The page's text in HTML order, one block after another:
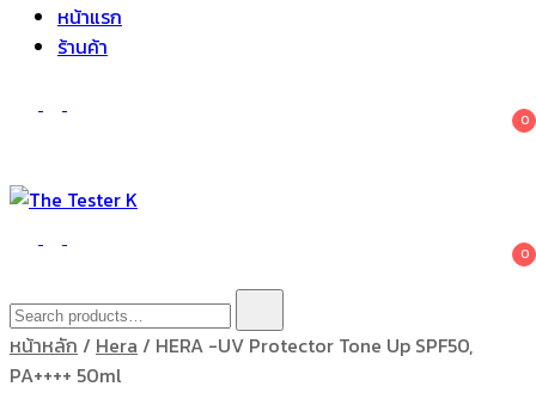
หน้าแรก
ร้านค้า
0
The Tester K
Korean cosmetics 0
Search
for:
หน้าหลัก / Hera / HERA -UV Protector Tone Up SPF50,
PA++++ 50ml